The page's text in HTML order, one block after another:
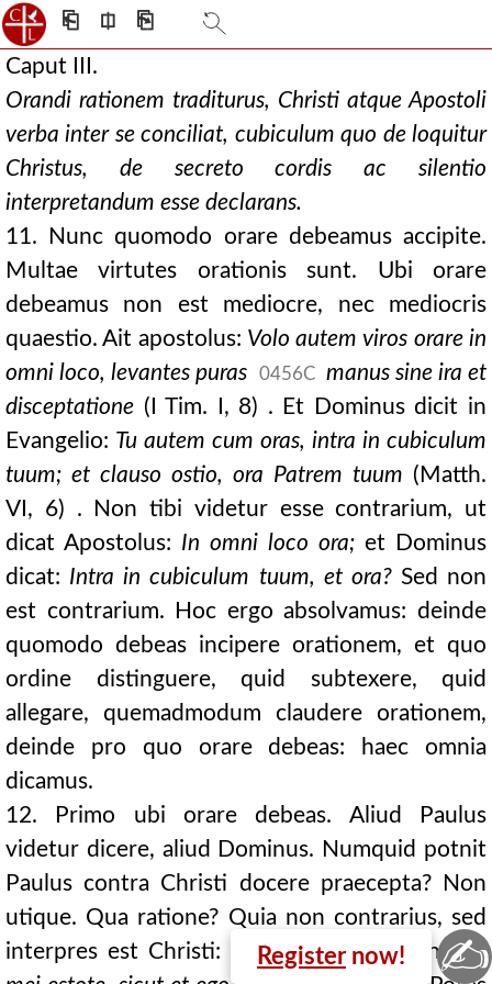
⎗ ⎅ ⎘
Caput III.
Orandi rationem traditurus, Christi atque Apostoli
verba inter se conciliat, cubiculum quo de loquitur
Christus, de secreto cordis ac silentio
interpretandum esse declarans.
11. Nunc quomodo orare debeamus accipite.
Multae virtutes orationis sunt. Ubi orare
debeamus non est mediocre, nec mediocris
quaestio. Ait apostolus: Volo autem viros orare in
omni loco, levantes puras
0456C
manus sine ira et
disceptatione (I Tim. I, 8) . Et Dominus dicit in
Evangelio: Tu autem cum oras, intra in cubiculum
tuum; et clauso ostio, ora Patrem tuum (Matth.
VI, 6) . Non tibi videtur esse contrarium, ut
dicat Apostolus: In omni loco ora; et Dominus
dicat: Intra in cubiculum tuum, et ora?Sed non
est contrarium. Hoc ergo absolvamus: deinde
quomodo debeas incipere orationem, et quo
ordine distinguere, quid subtexere, quid
allegare, quemadmodum claudere orationem,
deinde pro quo orare debeas: haec omnia
dicamus.
12. Primo ubi orare debeas. Aliud Paulus
videtur dicere, aliud Dominus. Numquid potnit
Paulus contra Christi docere praecepta? Non
utique. Qua ratione? Quia non contrarius, sed
interpres est Christi:
0456D Imitatores,
inquit,
Register now! ✍